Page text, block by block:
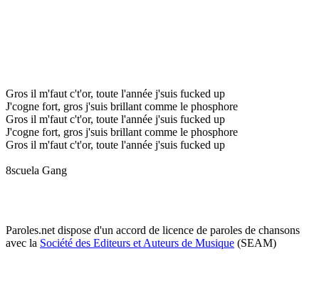
Gros il m'faut c't'or, toute l'année j'suis fucked up
J'cogne fort, gros j'suis brillant comme le phosphore
Gros il m'faut c't'or, toute l'année j'suis fucked up
J'cogne fort, gros j'suis brillant comme le phosphore
Gros il m'faut c't'or, toute l'année j'suis fucked up
8scuela Gang
Paroles.net dispose d'un accord de licence de paroles de chansons
avec la Société des Editeurs et Auteurs de Musique (SEAM)